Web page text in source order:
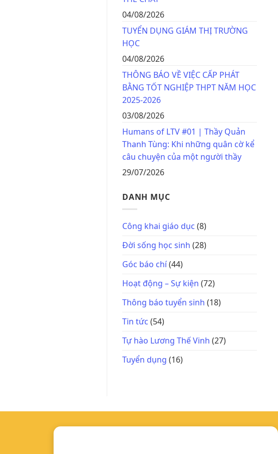
04/08/2026
TUYỂN DỤNG GIÁM THỊ TRƯỜNG
HỌC
04/08/2026
THÔNG BÁO VỀ VIỆC CẤP PHÁT
BẰNG TỐT NGHIỆP THPT NĂM HỌC
2025-2026
03/08/2026
Humans of LTV #01 | Thầy Quản
Thanh Tùng: Khi những quân cờ kể
câu chuyện của một người thầy
29/07/2026
DANH MỤC
Công khai giáo dục (8)
Đời sống học sinh (28)
Góc báo chí(44)
Hoạt động – Sự kiện (72)
Thông báo tuyển sinh (18)
Tin tức (54)
Tự hào Lương Thế Vinh (27)
Tuyển dụng (16)